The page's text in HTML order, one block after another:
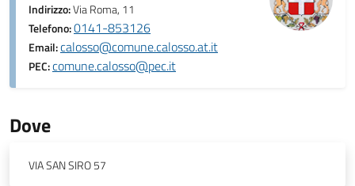
Indirizzo:Via Roma, 11
Telefono:0141-853126
Email:calosso@comune.calosso.at.it
PEC:comune.calosso@pec.it
Dove
VIA SAN SIRO 57